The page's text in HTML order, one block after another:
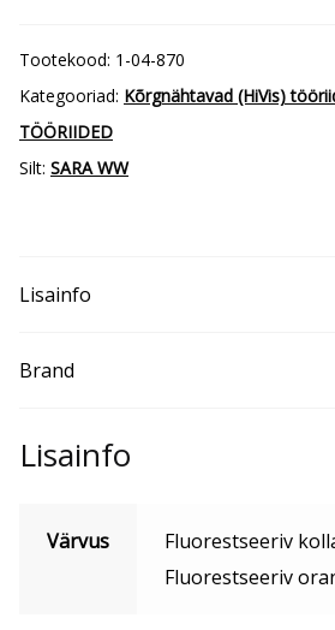
jakk
Tootekood: 1-04-870
Kategooriad: Kõrgnähtavad (HiVis)
TÖÖRIIDED
Silt: SARA WW
Lisainfo
Brand
Lisainfo
Värvus
Fluorestseeriv
Fluorestseeriv